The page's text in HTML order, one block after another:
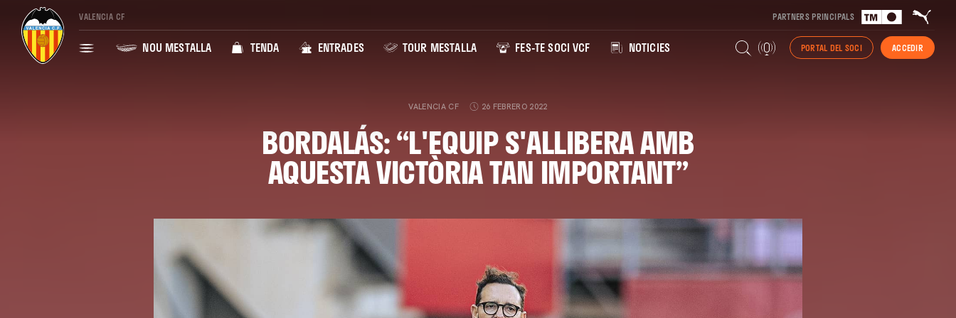
VALENCIA CF PARTNERS PRINCIPALS
NOU MESTALLA TENDA ENTRADES TOUR MESTALLA FES-TE SOCI VCF NOTICIES PORTAL DEL SOCI ACCEDIR
VALENCIA CF 26 FEBRERO 2022
BORDALÁS: “L'EQUIP S'ALLIBERA AMB
AQUESTA VICTÒRIA TAN IMPORTANT”